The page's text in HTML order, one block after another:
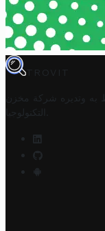
TROVIT
به وتديره
شركة مخزن
التكنولوجيا